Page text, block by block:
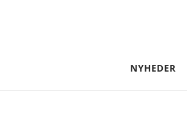
NYHEDER